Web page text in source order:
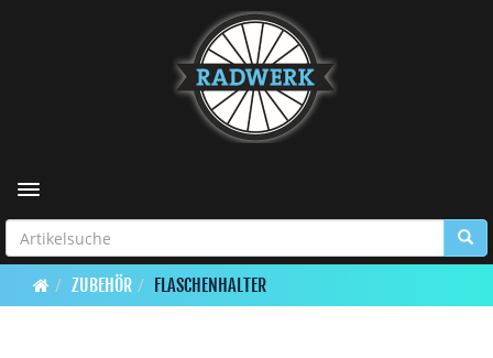
Toggle navigation
ZUBEHÖR FLASCHENHALTER